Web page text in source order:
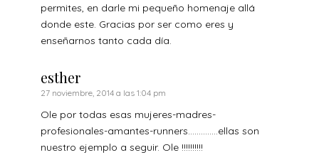
permites, en darle mi pequeño homenaje allá
donde este. Gracias por ser como eres y
enseñarnos tanto cada día.
esther
27 noviembre, 2014 a las 1:04 pm
Ole por todas esas mujeres-madres-
profesionales-amantes-runners…………..ellas son
nuestro ejemplo a seguir. Ole !!!!!!!!!!